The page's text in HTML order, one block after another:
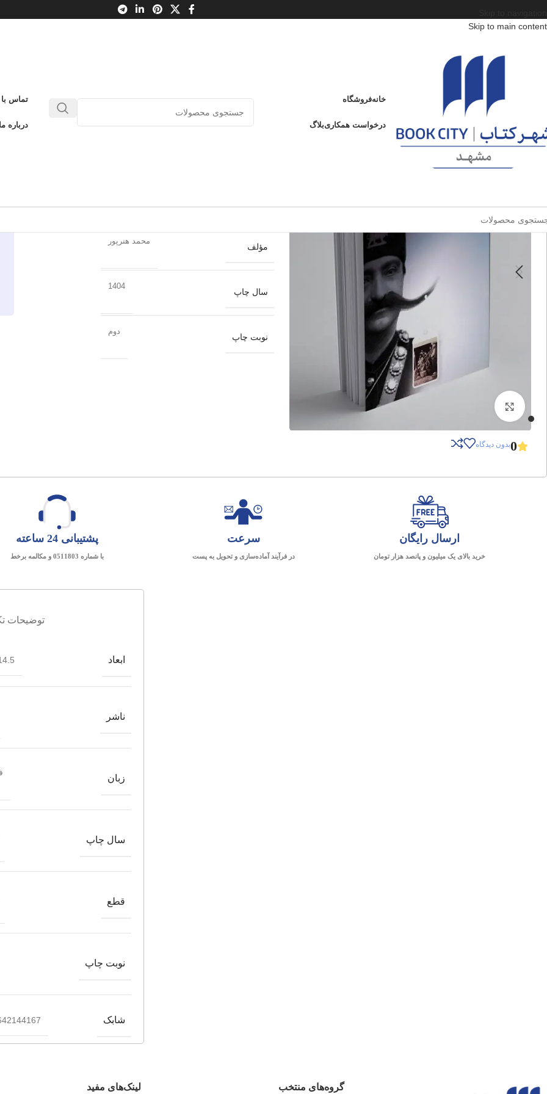
Skip to main content
خانهفروشگاه
درخواست همکاریبلاگ
تماس با
درباره ما
محصولات / کتاب بزرگسال
فروخته شده
0بدون دیدگاه
ضرب المثل های بدآموز
مؤلف
محمد هنرپور
سال چاپ
1404
نوبت چاپ
دوم
ارسال رایگان
خرید بالای یک میلیون و پانصد هزار تومان
سرعت
در فرآیند آماده‌سازی و تحویل به پست
پشتیبانی 24 ساعته
با شماره 0511803 و مکالمه برخط
توضیحات
ابعاد
ناشر
زبان
سال چاپ
قطع
نوبت چاپ
شابک
گروه‌های منتخب لینک‌های مفید